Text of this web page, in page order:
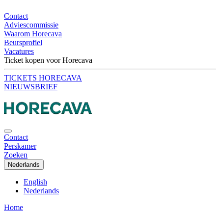
Contact
Adviescommissie
Waarom Horecava
Beursprofiel
Vacatures
Ticket kopen voor Horecava
TICKETS HORECAVA
NIEUWSBRIEF
Contact
Perskamer
Zoeken
Nederlands
English
Nederlands
Home